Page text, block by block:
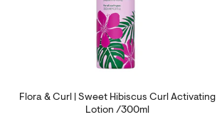
Flora & Curl | Sweet Hibiscus Curl Activating
Lotion /300ml